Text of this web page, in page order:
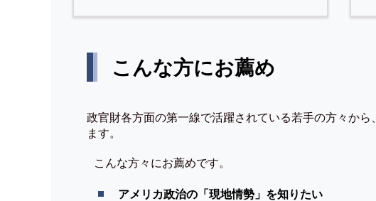
こんな方にお薦め
政官財各方面の第一線で活躍されている若手の方々か
ます。
こんな方々にお薦めです。
アメリカ政治の「現地情勢」を知りたい